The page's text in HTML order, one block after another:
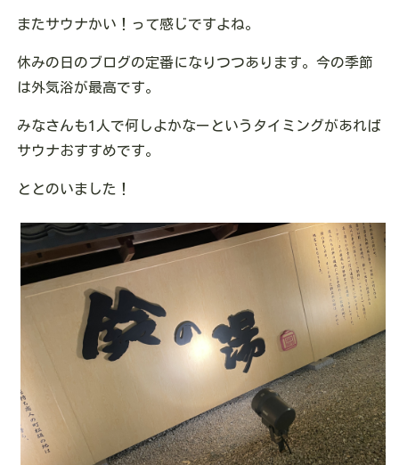
またサウナかい！って感じですよね。
休みの日のブログの定番になりつつあります。今の季節
は外気浴が最高です。
みなさんも1人で何しよかなーというタイミングがあれば
サウナおすすめです。
ととのいました！